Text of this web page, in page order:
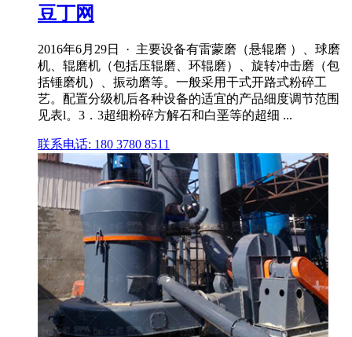
豆丁网
2016年6月29日 · 主要设备有雷蒙磨（悬辊磨 ）、球磨
机、辊磨机（包括压辊磨、环辊磨）、旋转冲击磨（包
括锤磨机）、振动磨等。一般采用干式开路式粉碎工
艺。配置分级机后各种设备的适宜的产品细度调节范围
见表l。3．3超细粉碎方解石和白垩等的超细 ...
联系电话: 180 3780 8511